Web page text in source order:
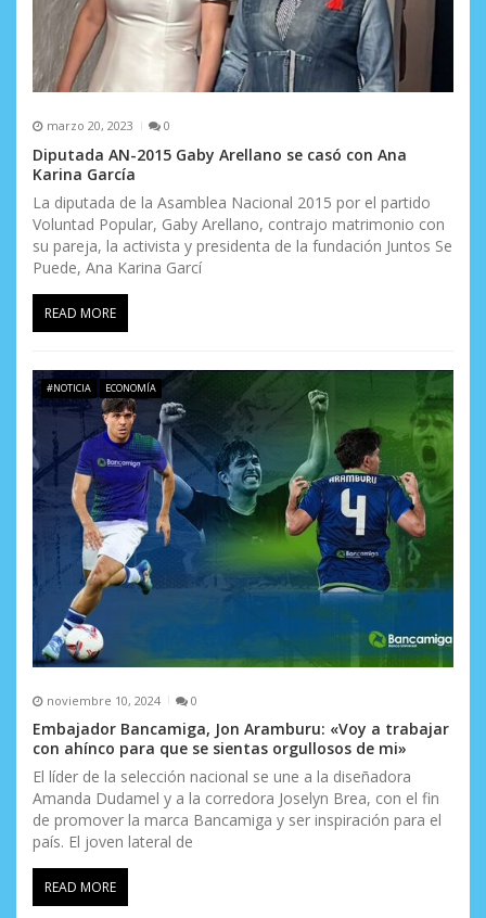
d
a
s
marzo 20, 2023 0
Diputada AN-2015 Gaby Arellano se casó con Ana
Karina García
La diputada de la Asamblea Nacional 2015 por el partido
Voluntad Popular, Gaby Arellano, contrajo matrimonio con
su pareja, la activista y presidenta de la fundación Juntos Se
Puede, Ana Karina Garcí
READ MORE
#NOTICIA ECONOMÍA
noviembre 10, 2024 0
Embajador Bancamiga, Jon Aramburu: «Voy a trabajar
con ahínco para que se sientas orgullosos de mi»
El líder de la selección nacional se une a la diseñadora
Amanda Dudamel y a la corredora Joselyn Brea, con el fin
de promover la marca Bancamiga y ser inspiración para el
país. El joven lateral de
READ MORE